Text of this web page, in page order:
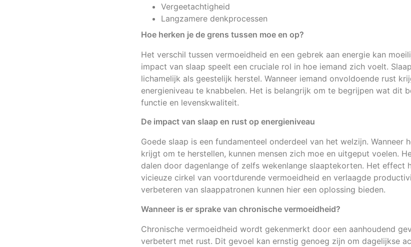
Vergeetachtigheid
Langzamere denkprocessen
Hoe herken je de grens tussen moe en op?
Het verschil tussen vermoeidheid en een gebrek aan energie kan
impact van slaap speelt een cruciale rol in hoe iemand zich voelt.
lichamelijk als geestelijk herstel. Wanneer iemand onvoldoende rust
energieniveau te knabbelen. Het is belangrijk om te begrijpen wat dit
functie en levenskwaliteit.
De impact van slaap en rust op energieniveau
Goede slaap is een fundamenteel onderdeel van het welzijn. Wanneer
krijgt om te herstellen, kunnen mensen zich moe en uitgeput voelen.
dalen door dagenlange of zelfs wekenlange slaaptekorten. Het effect
vicieuze cirkel van voortdurende vermoeidheid en verlaagde
verbeteren van slaappatronen kunnen hier een oplossing bieden.
Wanneer is er sprake van chronische vermoeidheid?
Chronische vermoeidheid wordt gekenmerkt door een aanhoudend
verbetert met rust. Dit gevoel kan ernstig genoeg zijn om dagelijkse